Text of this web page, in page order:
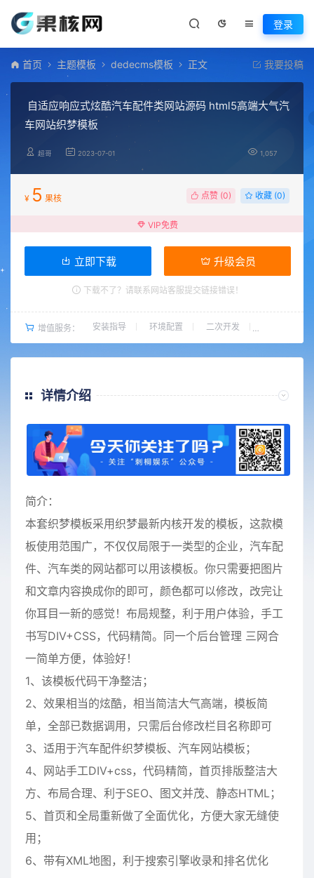
登录
首页 主题模板 dedecms模板 正文 我要投稿
自适应响应式炫酷汽车配件类网站源码 html5高端大气汽
车网站织梦模板
超哥 2023-07-01 1,057
¥ 5 果核 点赞 (0) 收藏 (0)
VIP免费
立即下载 升级会员
下载不了？请联系网站客服提交链接错误！
增值服务： 安装指导 环境配置 二次开发
详情介绍
简介：
本套织梦模板采用织梦最新内核开发的模板，这款模
板使用范围广，不仅仅局限于一类型的企业，汽车配
件、汽车类的网站都可以用该模板。你只需要把图片
和文章内容换成你的即可，颜色都可以修改，改完让
你耳目一新的感觉！布局规整，利于用户体验，手工
书写DIV+CSS，代码精简。同一个后台管理 三网合
一简单方便，体验好！
1、该模板代码干净整洁；
2、效果相当的炫酷，相当简洁大气高端，模板简
单，全部已数据调用，只需后台修改栏目名称即可
3、适用于汽车配件织梦模板、汽车网站模板；
4、网站手工DIV+css，代码精简，首页排版整洁大
方、布局合理、利于SEO、图文并茂、静态HTML；
5、首页和全局重新做了全面优化，方便大家无缝使
用；
6、带有XML地图，利于搜索引擎收录和排名优化